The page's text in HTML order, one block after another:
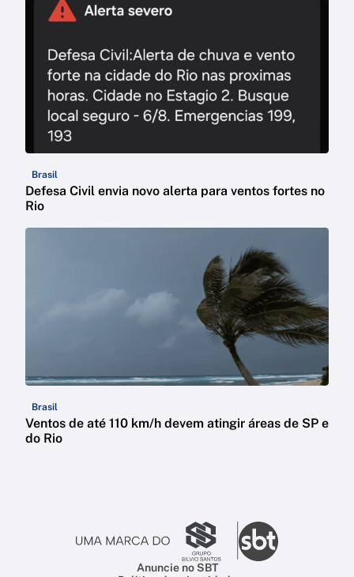
Brasil
Defesa Civil envia novo alerta para ventos fortes no
Rio
Brasil
Ventos de até 110 km/h devem atingir áreas de SP e
do Rio
Anuncie no SBT